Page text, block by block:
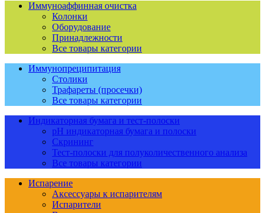
Иммуноаффинная очистка
Колонки
Оборудование
Принадлежности
Все товары категории
Иммунопреципитация
Столики
Трафареты (просечки)
Все товары категории
Индикаторная бумага и тест-полоски
pH индикаторная бумага и полоски
Скрининг
Тест-полоски для полуколичественного анализа
Все товары категории
Испарение
Аксессуары к испарителям
Испарители